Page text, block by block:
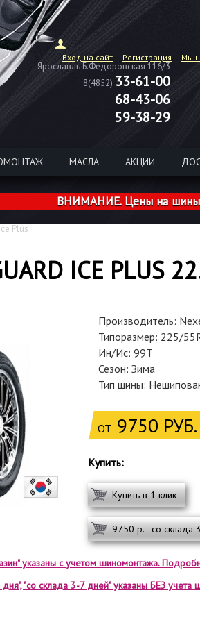
Вход на сайт Регистрация Мы
Ярославль Б.Федоровская 116/3
8(4852) 33-61-00
68-43-06
59-38-29
МАСЛА АКЦИИ
ВНИМАНИЕ. Цены на шины из
Plus
ICE PLUS
Производитель:
Типоразмер: 225/
Ин/Ис: 99T
Сезон: Зима
Тип шины:
ОТ 9750 РУБ.
Купить:
Купить в 1 клик
9750 р. - со склада
указаны с учетом шиномонтажа.
"со склада 3-7 дней" указаны БЕЗ учета